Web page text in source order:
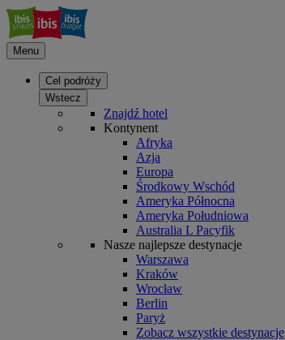
Menu
Cel podróży
Wstecz
Znajdź hotel
Kontynent
Afryka
Azja
Europa
Środkowy Wschód
Ameryka Północna
Ameryka Południowa
Australia L Pacyfik
Nasze najlepsze destynacje
Warszawa
Kraków
Wrocław
Berlin
Paryż
Zobacz wszystkie destynacje